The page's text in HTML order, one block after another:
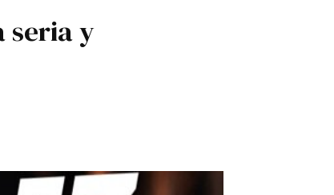
seria y